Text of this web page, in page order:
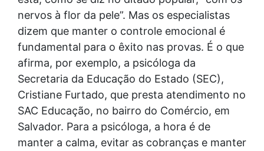
nervos à flor da pele”. Mas os especialistas
dizem que manter o controle emocional é
fundamental para o êxito nas provas. É o que
afirma, por exemplo, a psicóloga da
Secretaria da Educação do Estado (SEC),
Cristiane Furtado, que presta atendimento no
SAC Educação, no bairro do Comércio, em
Salvador. Para a psicóloga, a hora é de
manter a calma, evitar as cobranças e manter